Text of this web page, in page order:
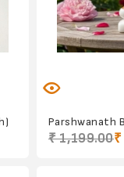
Parshwanath
₹ 1,199.00₹